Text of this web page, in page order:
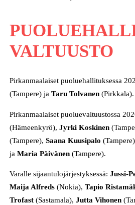
VALTUUSTO
Pirkanmaalaiset puoluehallituksessa
(Tampere) ja Taru Tolvanen(Pirkkala).
Pirkanmaalaiset puoluevaltuustossa
(Hämeenkyrö), Jyrki Koskinen
(Tampere), Saana Kuusipalo
ja Maria Päivänen(Tampere).
Varalle sijaantulojärjestyksessä: Jussi-
Maija Alfreds(Nokia), Tapio
Trofast(Sastamala), Jutta Vihonen